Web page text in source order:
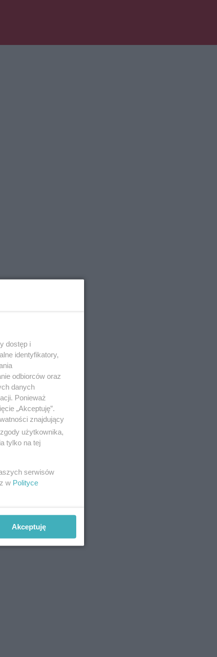
dostęp i
identyfikatory,
odbiorców oraz
danych
Ponieważ
„Akceptuję”.
znajdujący
użytkownika,
tylko na tej
serwisów
w Polityce
Akceptuję